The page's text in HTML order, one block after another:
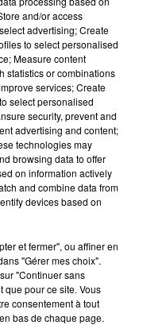
contraint de
STROMAE
Papaoutai
and/or access
advertising; Create
to select personalised
Measure content
statistics or combinations
services; Create
select personalised
security, prevent and
advertising and content;
technologies may
browsing data to offer
on information actively
and combine data from
devices based on
et fermer", ou affiner en
"Gérer mes choix".
"Continuer sans
que pour ce site. Vous
consentement à tout
bas de chaque page.